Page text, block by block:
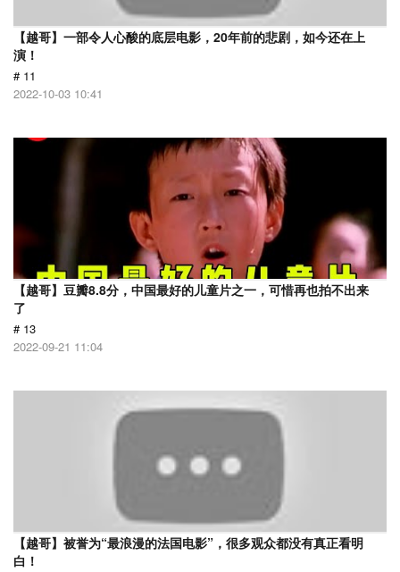
【越哥】一部令人心酸的底层电影，20年前的悲剧，如今还在上
演！
# 11
2022-10-03 10:41
【越哥】豆瓣8.8分，中国最好的儿童片之一，可惜再也拍不出来
了
# 13
2022-09-21 11:04
【越哥】被誉为“最浪漫的法国电影”，很多观众都没有真正看明
白！